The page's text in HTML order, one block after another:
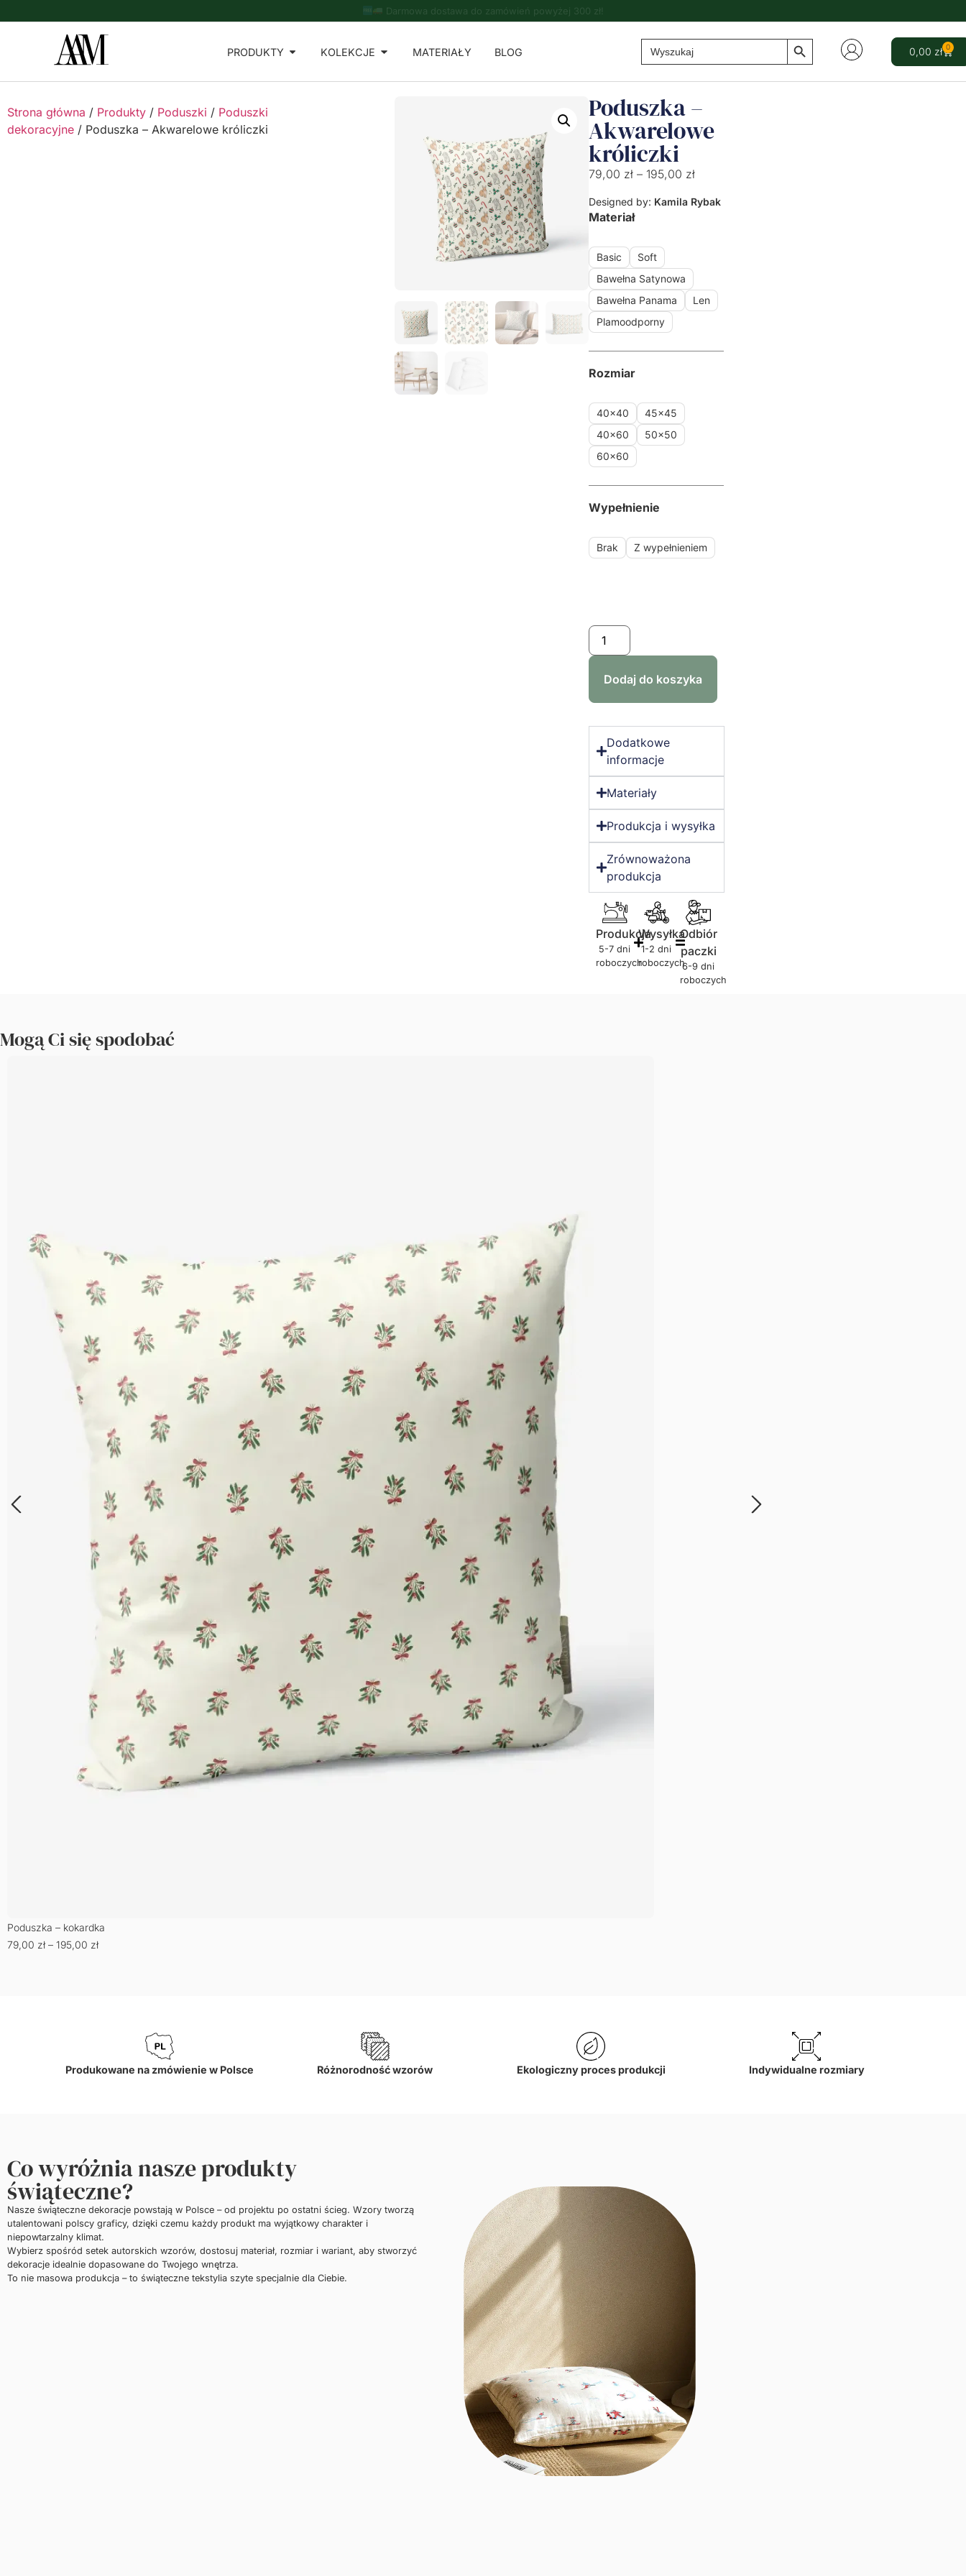
Do zamówień powyżej 500 zł - ręcznik kuchenny gratis!
PRODUKTY KOLEKCJE MATERIAŁY BLOG
Search
for:
Search Button
0,00 zł 0
Strona główna / Produkty / Poduszki / Poduszki
dekoracyjne / Poduszka – Akwarelowe króliczki
Poduszka –
Akwarelowe
króliczki
79,00 zł – 195,00 zł
Designed by: Kamila Rybak
Materiał
Basic
Soft
Bawełna Satynowa
Bawełna Panama
Len
Plamoodporny
Rozmiar
40x40
45x45
40x60
50x50
60x60
Wypełnienie
Brak Z wypełnieniem
Dodaj do koszyka
Dodatkowe
informacje
Materiały
Produkcja i wysyłka
Zrównoważona
produkcja
Produkcja
5-7 dni
roboczych
Wysyłka
1-2 dni
roboczych
Odbiór
paczki
6-9 dni
roboczych
Mogą Ci się spodobać
Poduszka – kokardka
79,00 zł – 195,00 zł
Produkowane na zmówienie w Polsce Różnorodność wzorów Ekologiczny proces produkcji Indywidualne rozmiary
Co wyróżnia nasze produkty
świąteczne?
Nasze świąteczne dekoracje powstają w Polsce – od projektu po ostatni ścieg. Wzory tworzą
utalentowani polscy graficy, dzięki czemu każdy produkt ma wyjątkowy charakter i
niepowtarzalny klimat.
Wybierz spośród setek autorskich wzorów, dostosuj materiał, rozmiar i wariant, aby stworzyć
dekoracje idealnie dopasowane do Twojego wnętrza.
To nie masowa produkcja – to świąteczne tekstylia szyte specjalnie dla Ciebie.